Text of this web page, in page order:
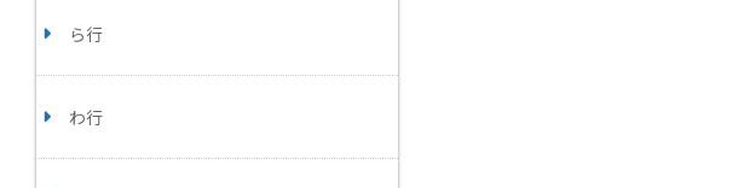
ら行
わ行